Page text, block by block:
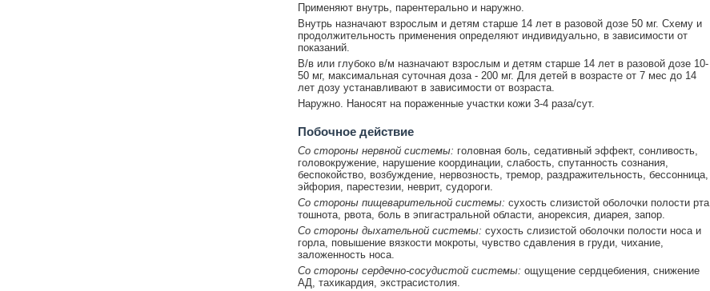
Применяют внутрь, парентерально и наружно.
Внутрь назначают взрослым и детям старше 14 лет в разовой дозе 50 мг. Схему и
продолжительность применения определяют индивидуально, в зависимости от
показаний.
В/в или глубоко в/м назначают взрослым и детям старше 14 лет в разовой дозе 10-
50 мг, максимальная суточная доза - 200 мг. Для детей в возрасте от 7 мес до 14
лет дозу устанавливают в зависимости от возраста.
Наружно. Наносят на пораженные участки кожи 3-4 раза/сут.
Побочное действие
Со стороны нервной системы: головная боль, седативный эффект, сонливость,
головокружение, нарушение координации, слабость, спутанность сознания,
беспокойство, возбуждение, нервозность, тремор, раздражительность, бессонница,
эйфория, парестезии, неврит, судороги.
Со стороны пищеварительной системы: сухость слизистой оболочки полости рта,
тошнота, рвота, боль в эпигастральной области, анорексия, диарея, запор.
Со стороны дыхательной системы: сухость слизистой оболочки полости носа и
горла, повышение вязкости мокроты, чувство сдавления в груди, чихание,
заложенность носа.
Со стороны сердечно-сосудистой системы: ощущение сердцебиения, снижение
АД, тахикардия, экстрасистолия.